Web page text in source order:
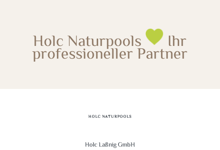
Holc Naturpools
Ihr
professioneller Partner
HOLC NATURPOOLS
Holc Laßnig GmbH